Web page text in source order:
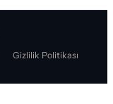
Gizlilik Politikası